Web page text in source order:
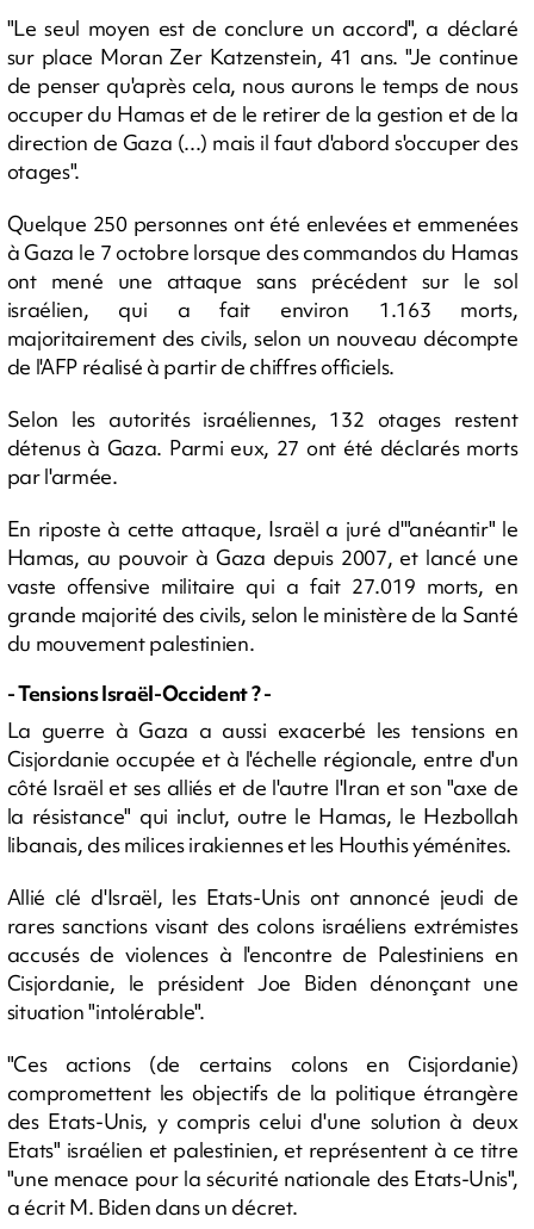
"Le seul moyen est de conclure un accord", a déclaré
sur place Moran Zer Katzenstein, 41 ans. "Je continue
de penser qu'après cela, nous aurons le temps de nous
occuper du Hamas et de le retirer de la gestion et de la
direction de Gaza (...) mais il faut d'abord s'occuper des
otages".
Quelque 250 personnes ont été enlevées et emmenées
à Gaza le 7 octobre lorsque des commandos du Hamas
ont mené une attaque sans précédent sur le sol
israélien, qui a fait environ 1.163 morts,
majoritairement des civils, selon un nouveau décompte
de l'AFP réalisé à partir de chiffres officiels.
Selon les autorités israéliennes, 132 otages restent
détenus à Gaza. Parmi eux, 27 ont été déclarés morts
par l'armée.
En riposte à cette attaque, Israël a juré d'"anéantir" le
Hamas, au pouvoir à Gaza depuis 2007, et lancé une
vaste offensive militaire qui a fait 27.019 morts, en
grande majorité des civils, selon le ministère de la Santé
du mouvement palestinien.
- Tensions Israël-Occident ? -
La guerre à Gaza a aussi exacerbé les tensions en
Cisjordanie occupée et à l'échelle régionale, entre d'un
côté Israël et ses alliés et de l'autre l'Iran et son "axe de
la résistance" qui inclut, outre le Hamas, le Hezbollah
libanais, des milices irakiennes et les Houthis yéménites.
Allié clé d'Israël, les Etats-Unis ont annoncé jeudi de
rares sanctions visant des colons israéliens extrémistes
accusés de violences à l'encontre de Palestiniens en
Cisjordanie, le président Joe Biden dénonçant une
situation "intolérable".
"Ces actions (de certains colons en Cisjordanie)
compromettent les objectifs de la politique étrangère
des Etats-Unis, y compris celui d'une solution à deux
Etats" israélien et palestinien, et représentent à ce titre
"une menace pour la sécurité nationale des Etats-Unis",
a écrit M. Biden dans un décret.